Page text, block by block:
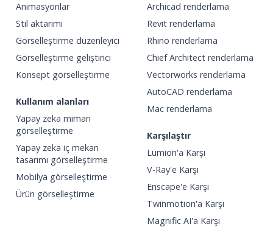
Animasyonlar
Stil aktarımı
Görselleştirme düzenleyici
Görselleştirme geliştirici
Konsept görselleştirme
Kullanım alanları
Yapay zeka mimari
görselleştirme
Yapay zeka iç mekan
tasarımı görselleştirme
Mobilya görselleştirme
Ürün görselleştirme
Archicad renderlama
Revit renderlama
Rhino renderlama
Chief Architect renderlama
Vectorworks renderlama
AutoCAD renderlama
Mac renderlama
Karşılaştır
Lumion'a Karşı
V-Ray'e Karşı
Enscape'e Karşı
Twinmotion'a Karşı
Magnific AI'a Karşı